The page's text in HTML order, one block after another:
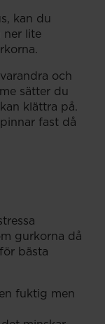
kan du
ner lite
och
sätter du
klättra på.
fast då
gurkorna då
bästa
fuktig men